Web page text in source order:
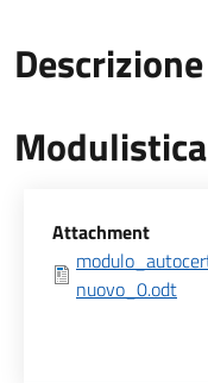
Descrizione
Modulistica
Allegati
Attachment
nuovo_0.odt